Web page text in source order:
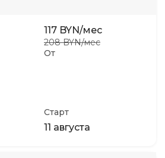
От
117 BYN/мес
208 BYN/мес
Старт
11 августа